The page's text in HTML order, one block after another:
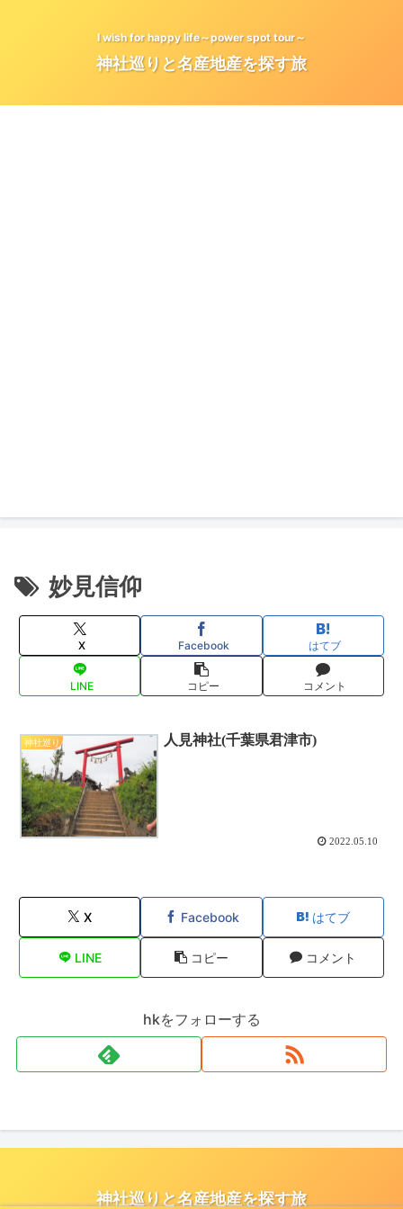
I wish for happy life～power spot tour～
神社巡りと名産地産を探す旅
妙見信仰
X Facebook はてブ
LINE コピー コメント
神社巡り 人見神社(千葉県君津市)
2022.05.10
X Facebook はてブ
LINE コピー コメント
hkをフォローする
神社巡りと名産地産を探す旅